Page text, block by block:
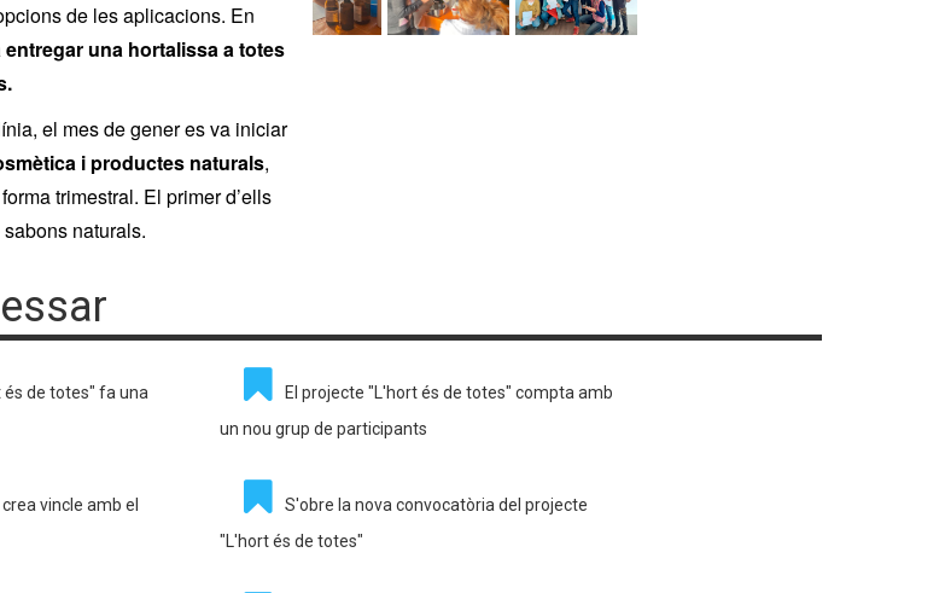
de les aplicacions. En
entregar una hortalissa a totes
el mes de gener es va iniciar
i productes naturals,
trimestral. El primer d’ells
naturals.
és de totes" fa una
El projecte "L'hort és de totes" compta amb
un nou grup de participants
vincle amb el
S'obre la nova convocatòria del projecte
"L'hort és de totes"